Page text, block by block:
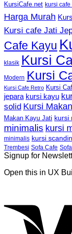
KursiCafe.net kursi cafe
Harga Murah
Kursi cafe Jati
Cafe Kayu
klasik Kursi
Modern Kursi
Kursi Cafe Retro Kursi
jepara kursi kayu
solid Kursi Makan
Makan Kayu Jati kursi
minimalis kursi
minimalis kursi
Trembesi Sofa Cafe
Signup for
Open this in UX